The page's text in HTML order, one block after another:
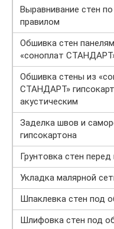
Выравнивание стен
правилом
Обшивка стен
«соноплат
Обшивка стены из
СТАНДАРТ»
акустическим
Заделка швов и
гипсокартона
Грунтовка стен
Укладка малярной
Шпаклевка стен под
Шлифовка стен под